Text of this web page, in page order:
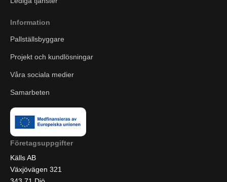
Information
Pallställsbyggare
Projekt och kundlösningar
Våra sociala medier
Samarbeten
Företagsuppgifter
Källs AB
Växjövägen 321